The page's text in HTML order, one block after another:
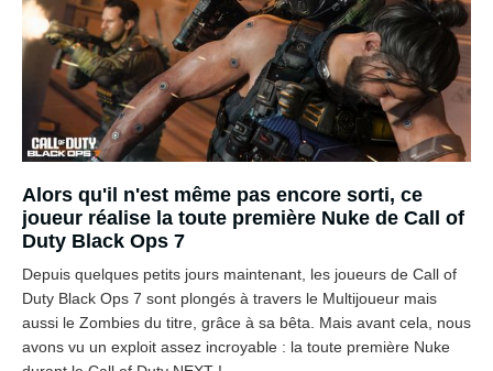
Alors qu'il n'est même pas encore sorti, ce
joueur réalise la toute première Nuke de Call of
Duty Black Ops 7
Depuis quelques petits jours maintenant, les joueurs de Call of
Duty Black Ops 7 sont plongés à travers le Multijoueur mais
aussi le Zombies du titre, grâce à sa bêta. Mais avant cela, nous
avons vu un exploit assez incroyable : la toute première Nuke